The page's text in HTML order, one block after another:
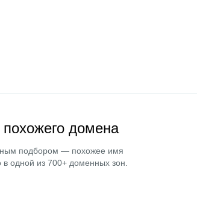
похожего домена
подбором — похожее имя
одной из 700+ доменных зон.